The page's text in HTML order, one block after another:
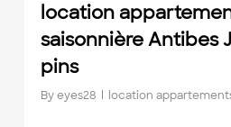
location
saisonnière Antibes
pins
Byeyes28 location